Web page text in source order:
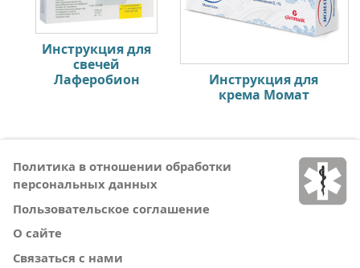
Инструкция для
свечей
Лаферобион
Инструкция для
крема Момат
Политика в отношении обработки
персональных данных
Пользовательское соглашение
О сайте
Связаться с нами